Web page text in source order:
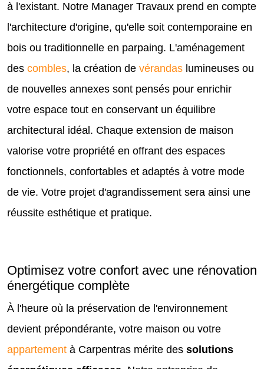
à l'existant. Notre Manager Travaux prend en compte
l'architecture d'origine, qu'elle soit contemporaine en
bois ou traditionnelle en parpaing. L'aménagement
des combles, la création de vérandas lumineuses ou
de nouvelles annexes sont pensés pour enrichir
votre espace tout en conservant un équilibre
architectural idéal. Chaque extension de maison
valorise votre propriété en offrant des espaces
fonctionnels, confortables et adaptés à votre mode
de vie. Votre projet d'agrandissement sera ainsi une
réussite esthétique et pratique.
Optimisez votre confort avec une rénovation
énergétique complète
À l'heure où la préservation de l'environnement
devient prépondérante, votre maison ou votre
appartement à Carpentras mérite des solutions